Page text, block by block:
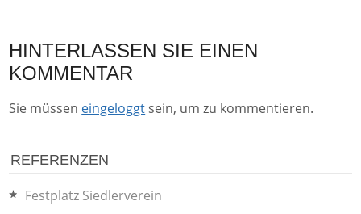
HINTERLASSEN SIE EINEN
KOMMENTAR
Sie müssen eingeloggt sein, um zu kommentieren.
REFERENZEN
Festplatz Siedlerverein